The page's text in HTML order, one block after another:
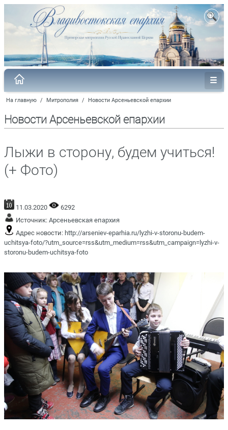
На главную / Митрополия / Новости Арсеньевской епархии
Новости Арсеньевской епархии
Лыжи в сторону, будем учиться!
(+ Фото)
11.03.2020
6292
Источник: Арсеньевская епархия
Адрес новости: http://arseniev-eparhia.ru/lyzhi-v-storonu-budem-
uchitsya-foto/?utm_source=rss&utm_medium=rss&utm_campaign=lyzhi-v-
storonu-budem-uchitsya-foto